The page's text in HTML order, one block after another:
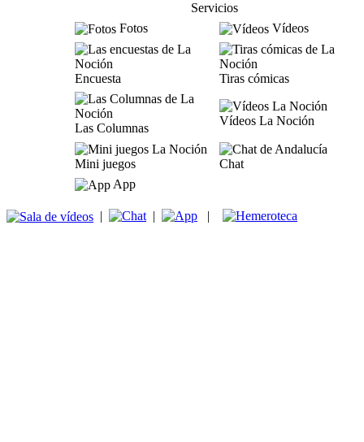
Servicios
Fotos
Vídeos
Encuesta Tiras cómicas
Las Columnas
Vídeos La Noción
Mini juegos
Chat
App
| | |